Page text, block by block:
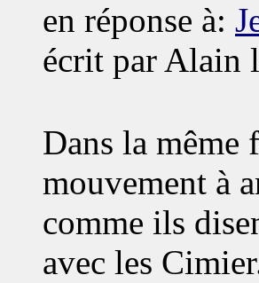
en réponse à:
écrit par Alain
Dans la même
mouvement à
comme ils
avec les